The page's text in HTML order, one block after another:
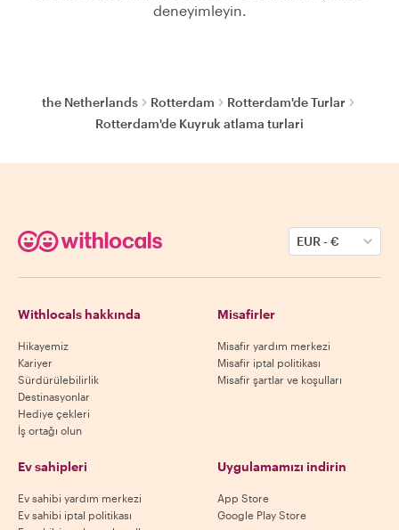
deneyimleyin.
the Netherlands Rotterdam
Rotterdam'de Turlar
Rotterdam'de Kuyruk atlama turlari
EUR-€
Withlocals hakkında
Hikayemiz
Kariyer
Sürdürülebilirlik
Destinasyonlar
Hediye çekleri
İş ortağı olun
Misafirler
Misafir yardım merkezi
Misafir iptal politikası
Misafir şartlar ve koşulları
Ev sahipleri
Ev sahibi yardım merkezi
Ev sahibi iptal politikası
Uygulamamızı indirin
App Store
Google Play Store